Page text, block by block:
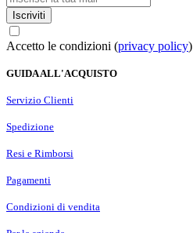
Iscriviti
Accetto le condizioni (privacy policy)
GUIDA ALL'ACQUISTO
Servizio Clienti
Spedizione
Resi e Rimborsi
Pagamenti
Condizioni di vendita